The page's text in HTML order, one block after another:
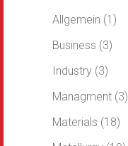
Allgemein (1)
Business (3)
Industry (3)
Managment (3)
Materials (18)